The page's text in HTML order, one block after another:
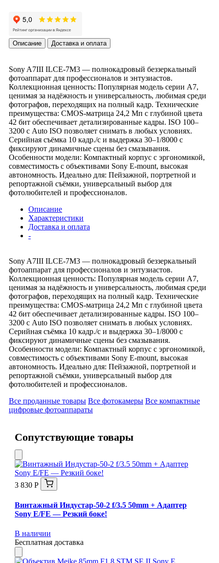
Описание Доставка и оплата
Sony A7III ILCE-7M3 — полнокадровый беззеркальный
фотоаппарат для профессионалов и энтузиастов.
Коллекционная ценность: Популярная модель серии A7,
ценимая за надёжность и универсальность, любимая среди
фотографов, переходящих на полный кадр. Технические
преимущества: CMOS-матрица 24,2 Мп с глубиной цвета
42 бит обеспечивает детализированные кадры. ISO 100–
3200 с Auto ISO позволяет снимать в любых условиях.
Серийная съёмка 10 кадр./с и выдержка 30–1/8000 с
фиксируют динамичные сцены без смазывания.
Особенности модели: Компактный корпус с эргономикой,
совместимость с объективами Sony E-mount, высокая
автономность. Идеально для: Пейзажной, портретной и
репортажной съёмки, универсальный выбор для
фотолюбителей и профессионалов.
Описание
Характеристики
Доставка и оплата
-
Sony A7III ILCE-7M3 — полнокадровый беззеркальный
фотоаппарат для профессионалов и энтузиастов.
Коллекционная ценность: Популярная модель серии A7,
ценимая за надёжность и универсальность, любимая среди
фотографов, переходящих на полный кадр. Технические
преимущества: CMOS-матрица 24,2 Мп с глубиной цвета
42 бит обеспечивает детализированные кадры. ISO 100–
3200 с Auto ISO позволяет снимать в любых условиях.
Серийная съёмка 10 кадр./с и выдержка 30–1/8000 с
фиксируют динамичные сцены без смазывания.
Особенности модели: Компактный корпус с эргономикой,
совместимость с объективами Sony E-mount, высокая
автономность. Идеально для: Пейзажной, портретной и
репортажной съёмки, универсальный выбор для
фотолюбителей и профессионалов.
Все проданные товары Все фотокамеры Все компактные
цифровые фотоаппараты
Сопутствующие товары
3 830 Р
Винтажный Индустар-50-2 f/3.5 50mm + Адаптер
Sony E/FE — Резкий боке!
В наличии
Бесплатная доставка